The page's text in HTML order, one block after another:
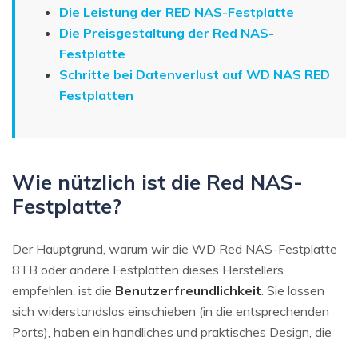
Die Leistung der RED NAS-Festplatte
Die Preisgestaltung der Red NAS-
Festplatte
Schritte bei Datenverlust auf WD NAS RED
Festplatten
Wie nützlich ist die Red NAS-
Festplatte?
Der Hauptgrund, warum wir die WD Red NAS-Festplatte
8TB oder andere Festplatten dieses Herstellers
empfehlen, ist die Benutzerfreundlichkeit. Sie lassen
sich widerstandslos einschieben (in die entsprechenden
Ports), haben ein handliches und praktisches Design, die